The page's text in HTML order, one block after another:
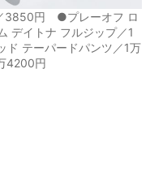
3850円 ●プレーオフ ロ
イトナ フルジップ／1
テーパードパンツ／1万
4200円